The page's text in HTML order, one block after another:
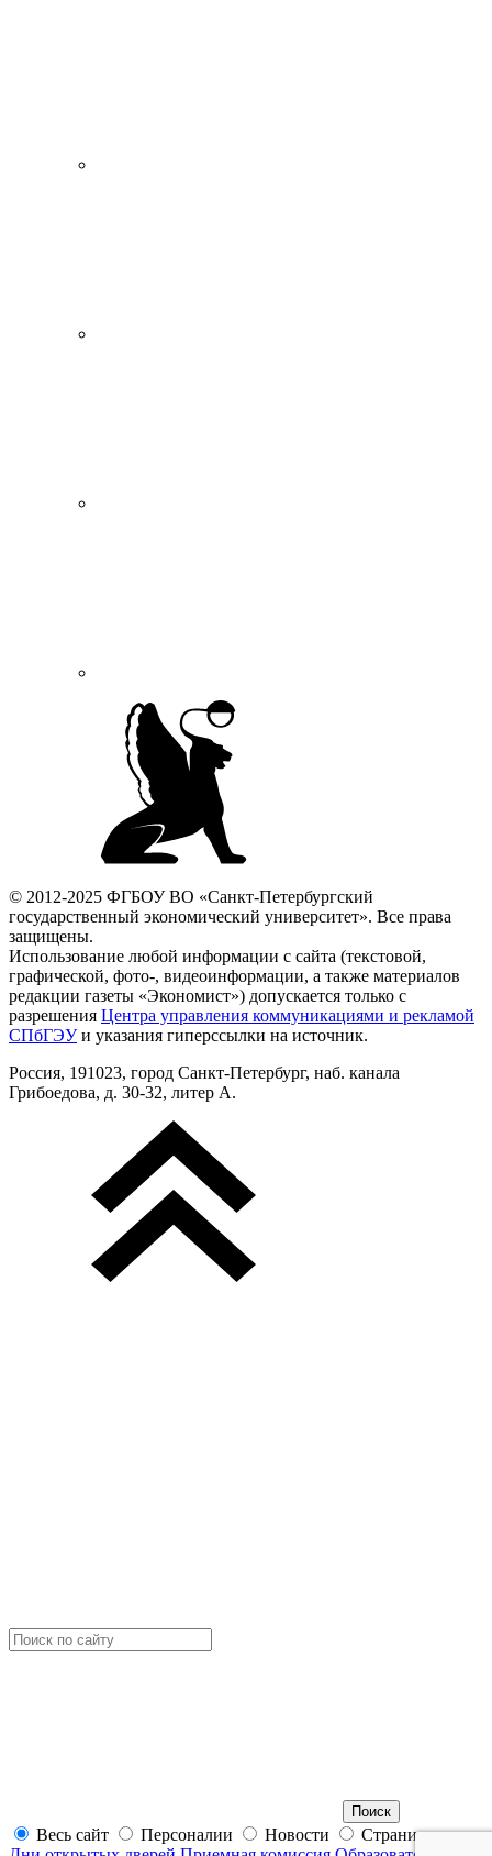
© 2012-2025 ФГБОУ ВО «Санкт-Петербургский
государственный экономический университет». Все права
защищены.
Использование любой информации с сайта (текстовой,
графической, фото-, видеоинформации, а также материалов
редакции газеты «Экономист») допускается только с
разрешения Центра управления коммуникациями и рекламой
СПбГЭУи указания гиперссылки на источник.
Россия, 191023, город Санкт-Петербург, наб. канала
Грибоедова, д. 30-32, литер А.
Весь сайт Персоналии Новости
Страницы